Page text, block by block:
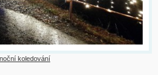
koledování